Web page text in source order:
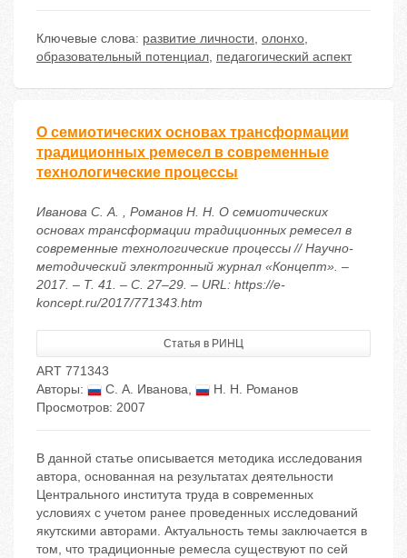
Ключевые слова: развитие личности, олонхо,
образовательный потенциал, педагогический аспект
О семиотических основах трансформации
традиционных ремесел в современные
технологические процессы
Иванова С. А. , Романов Н. Н. О семиотических
основах трансформации традиционных ремесел в
современные технологические процессы // Научно-
методический электронный журнал «Концепт». –
2017. – Т. 41. – С. 27–29. – URL: https://e-
koncept.ru/2017/771343.htm
Статья в РИНЦ
ART 771343
Авторы:
С. А. Иванова,
Н. Н. Романов
Просмотров: 2007
В данной статье описывается методика исследования
автора, основанная на результатах деятельности
Центрального института труда в современных
условиях с учетом ранее проведенных исследований
якутскими авторами. Актуальность темы заключается в
том, что традиционные ремесла существуют по сей